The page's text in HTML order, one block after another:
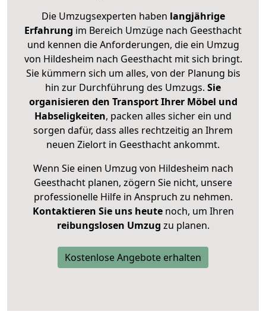
Die Umzugsexperten haben langjährige
Erfahrung im Bereich Umzüge nach Geesthacht
und kennen die Anforderungen, die ein Umzug
von Hildesheim nach Geesthacht mit sich bringt.
Sie kümmern sich um alles, von der Planung bis
hin zur Durchführung des Umzugs. Sie
organisieren den Transport Ihrer Möbel und
Habseligkeiten, packen alles sicher ein und
sorgen dafür, dass alles rechtzeitig an Ihrem
neuen Zielort in Geesthacht ankommt.
Wenn Sie einen Umzug von Hildesheim nach
Geesthacht planen, zögern Sie nicht, unsere
professionelle Hilfe in Anspruch zu nehmen.
Kontaktieren Sie uns heutenoch, um Ihren
reibungslosen Umzug zu planen.
Kostenlose Angebote erhalten